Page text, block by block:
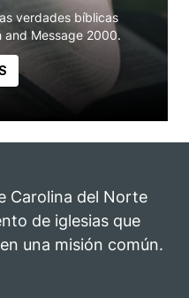
verdades bíblicas
and Message 2000.
Carolina del Norte
de iglesias que
una misión común.